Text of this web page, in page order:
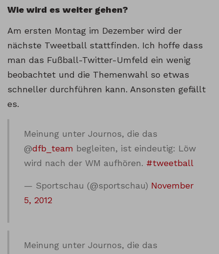
Wie wird es weiter gehen?
Am ersten Montag im Dezember wird der
nächste Tweetball stattfinden. Ich hoffe dass
man das Fußball-Twitter-Umfeld ein wenig
beobachtet und die Themenwahl so etwas
schneller durchführen kann. Ansonsten gefällt
es.
Meinung unter Journos, die das
@dfb_team begleiten, ist eindeutig: Löw
wird nach der WM aufhören. #tweetball
— Sportschau (@sportschau) November
5, 2012
Meinung unter Journos, die das